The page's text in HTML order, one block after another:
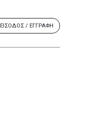
ΕΙΣΟΔΟΣ / ΕΓΓΡΑΦΗ